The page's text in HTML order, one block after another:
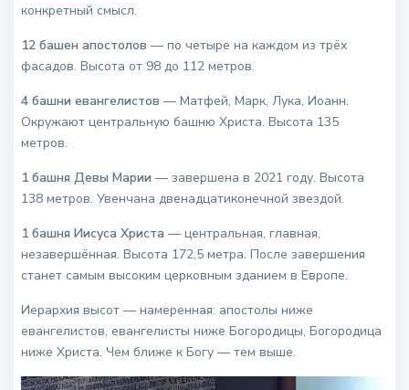
конкретный смысл.
12 башен апостолов — по четыре на каждом из трёх
фасадов. Высота от 98 до 112 метров.
4 башни евангелистов — Матфей, Марк, Лука, Иоанн.
Окружают центральную башню Христа. Высота 135
метров.
1 башня Девы Марии — завершена в 2021 году. Высота
138 метров. Увенчана двенадцатиконечной звездой.
1 башня Иисуса Христа — центральная, главная,
незавершённая. Высота 172,5 метра. После завершения
станет самым высоким церковным зданием в Европе.
Иерархия высот — намеренная: апостолы ниже
евангелистов, евангелисты ниже Богородицы, Богородица
ниже Христа. Чем ближе к Богу — тем выше.